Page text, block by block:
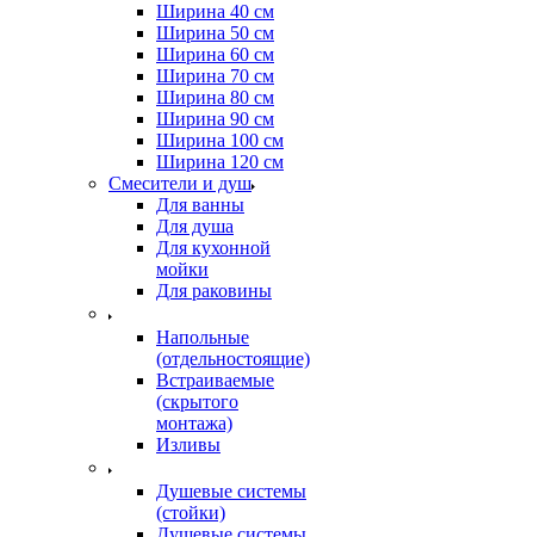
Ширина 40 см
Ширина 50 см
Ширина 60 см
Ширина 70 см
Ширина 80 см
Ширина 90 см
Ширина 100 см
Ширина 120 см
Смесители и душ
Для ванны
Для душа
Для кухонной
мойки
Для раковины
Напольные
(отдельностоящие)
Встраиваемые
(скрытого
монтажа)
Изливы
Душевые системы
(стойки)